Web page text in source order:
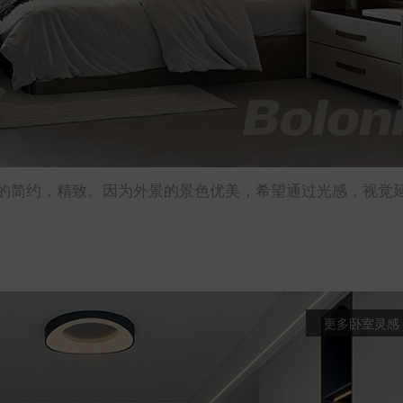
约，精致。因为外景的景色优美，希望通过光感，视觉
更多卧室灵感